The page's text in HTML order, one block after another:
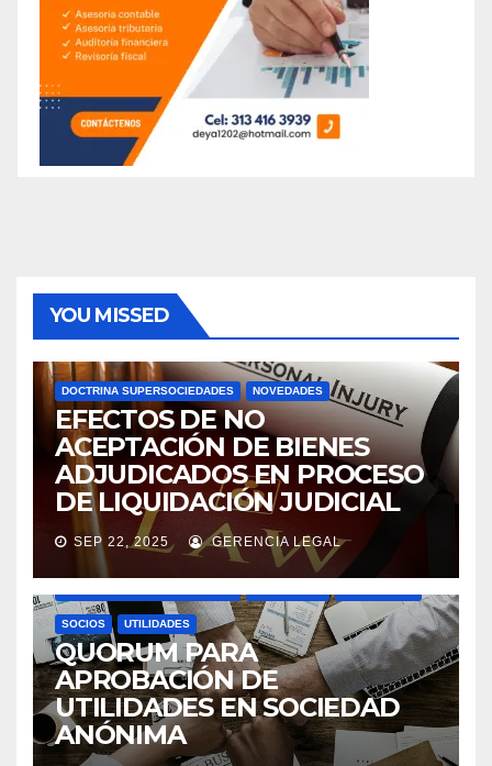
YOU MISSED
DOCTRINA SUPERSOCIEDADES NOVEDADES
EFECTOS DE NO
ACEPTACIÓN DE BIENES
ADJUDICADOS EN PROCESO
DE LIQUIDACIÓN JUDICIAL
SEP 22, 2025 GERENCIA LEGAL
ASAMBLEAS ACCIONISTAS DIVIDENDOS
SOCIOS UTILIDADES
QUORUM PARA
APROBACIÓN DE
UTILIDADES EN SOCIEDAD
ANÓNIMA